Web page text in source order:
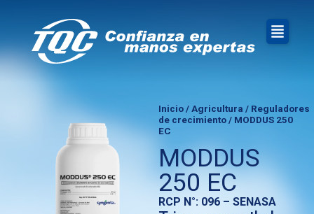
Inicio / Agricultura / Reguladores
de crecimiento / MODDUS 250
EC
MODDUS
250 EC
RCP N°: 096 – SENASA